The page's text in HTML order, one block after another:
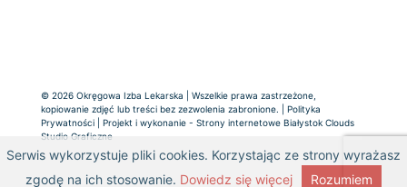
© 2026 Okręgowa Izba Lekarska | Wszelkie prawa zastrzeżone,
kopiowanie zdjęć lub treści bez zezwolenia zabronione. | Polityka
Prywatności | Projekt i wykonanie - Strony internetowe Białystok Clouds
Studio Graficzne
Serwis wykorzystuje pliki cookies. Korzystając ze strony wyrażasz
zgodę na ich stosowanie. Dowiedz się więcej Rozumiem